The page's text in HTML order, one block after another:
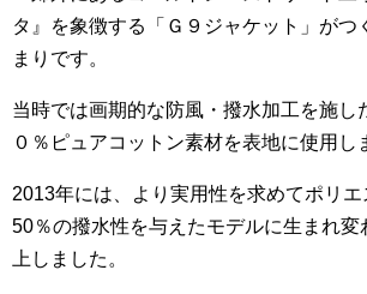
タ』を象徴する「Ｇ９ジャケット」がつ
まりです。
当時では画期的な防風・撥水加工を施し
０％ピュアコットン素材を表地に使用し
2013年には、より実用性を求めてポリ
50％の撥水性を与えたモデルに生まれ変
上しました。